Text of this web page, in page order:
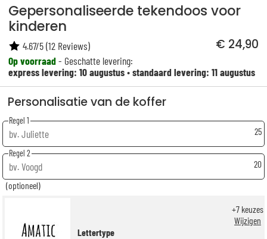
Gepersonaliseerde tekendoos voor
kinderen
€ 24,90
Op voorraad- Geschatte levering:
express levering: 10 augustus•standaard levering: 11 augustus
4.67/5(12 Reviews)
Personalisatie van de koffer
Regel 1
25
Regel 2
20
(optioneel)
Lettertype
+7 keuzes
Wijzigen